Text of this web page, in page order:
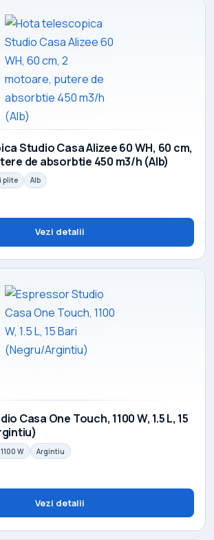
Studio Casa Alizee 60 WH, 60 cm,
de absorbtie 450 m3/h (Alb)
plite Alb
Vezi detalii
Casa One Touch, 1100 W, 1.5 L, 15
1100 W Argintiu
Vezi detalii